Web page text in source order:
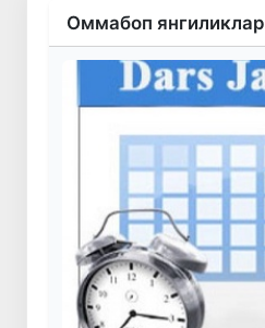
Оммабоп янгиликлар